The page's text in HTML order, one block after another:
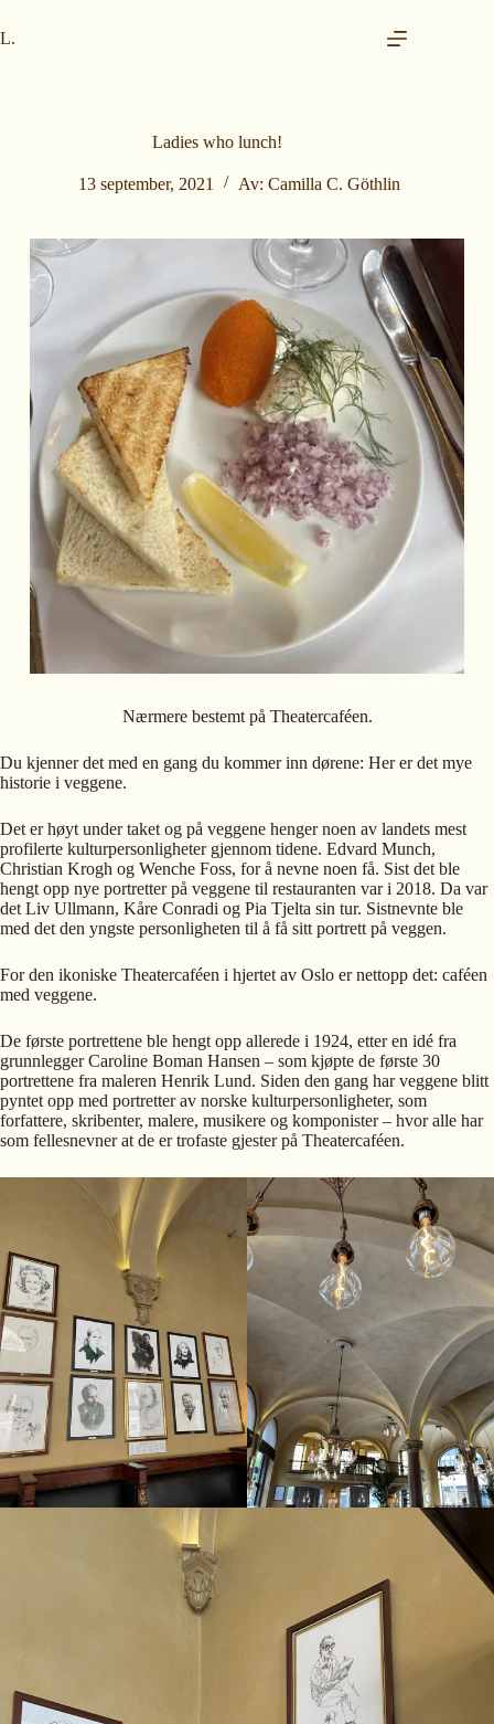
o
p
L.
Ladies who lunch!
13 september, 2021 Av: Camilla C. Göthlin
Nærmere bestemt på Theatercaféen.
Du kjenner det med en gang du kommer inn dørene: Her er det mye
historie i veggene.
Det er høyt under taket og på veggene henger noen av landets mest
profilerte kulturpersonligheter gjennom tidene. Edvard Munch,
Christian Krogh og Wenche Foss, for å nevne noen få. Sist det ble
hengt opp nye portretter på veggene til restauranten var i 2018. Da var
det Liv Ullmann, Kåre Conradi og Pia Tjelta sin tur. Sistnevnte ble
med det den yngste personligheten til å få sitt portrett på veggen.
For den ikoniske Theatercaféen i hjertet av Oslo er nettopp det: caféen
med veggene.
De første portrettene ble hengt opp allerede i 1924, etter en idé fra
grunnlegger Caroline Boman Hansen – som kjøpte de første 30
portrettene fra maleren Henrik Lund. Siden den gang har veggene blitt
pyntet opp med portretter av norske kulturpersonligheter, som
forfattere, skribenter, malere, musikere og komponister – hvor alle har
som fellesnevner at de er trofaste gjester på Theatercaféen.